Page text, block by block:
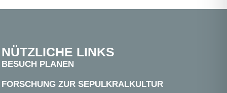
NÜTZLICHE LINKS
BESUCH PLANEN
FORSCHUNG ZUR SEPULKRALKULTUR